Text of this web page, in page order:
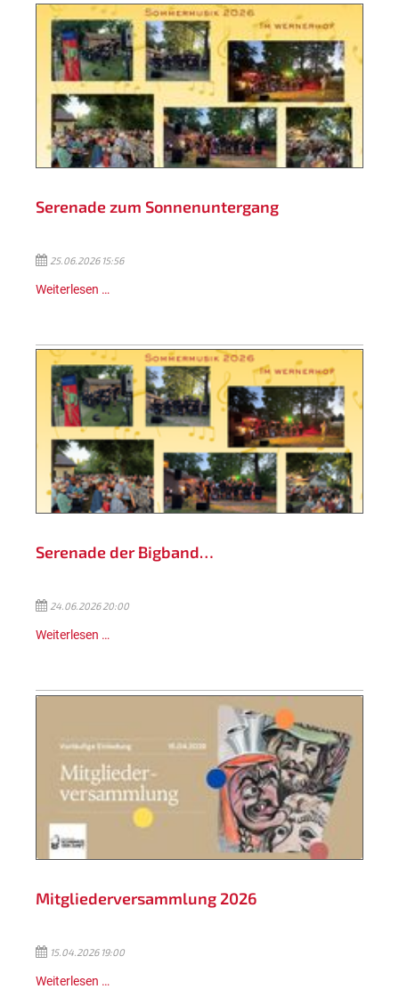
Serenade zum Sonnenuntergang
25.06.2026 15:56
Weiterlesen …
Serenade der Bigband…
24.06.2026 20:00
Weiterlesen …
Mitgliederversammlung 2026
15.04.2026 19:00
Weiterlesen …